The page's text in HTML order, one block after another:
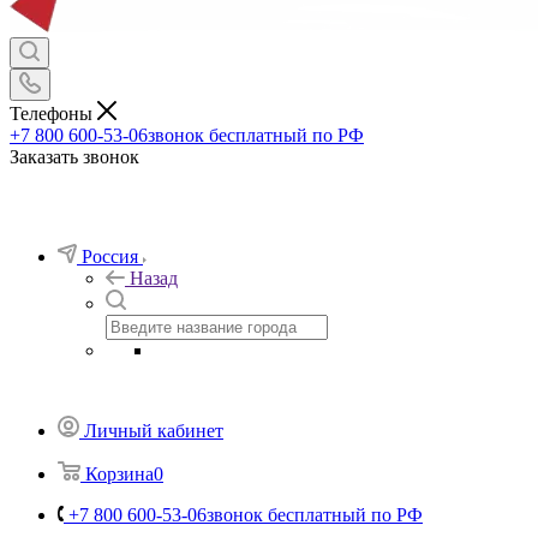
Телефоны
+7 800 600-53-06звонок бесплатный по РФ
Заказать звонок
Россия
Назад
Личный кабинет
Корзина0
+7 800 600-53-06звонок бесплатный по РФ